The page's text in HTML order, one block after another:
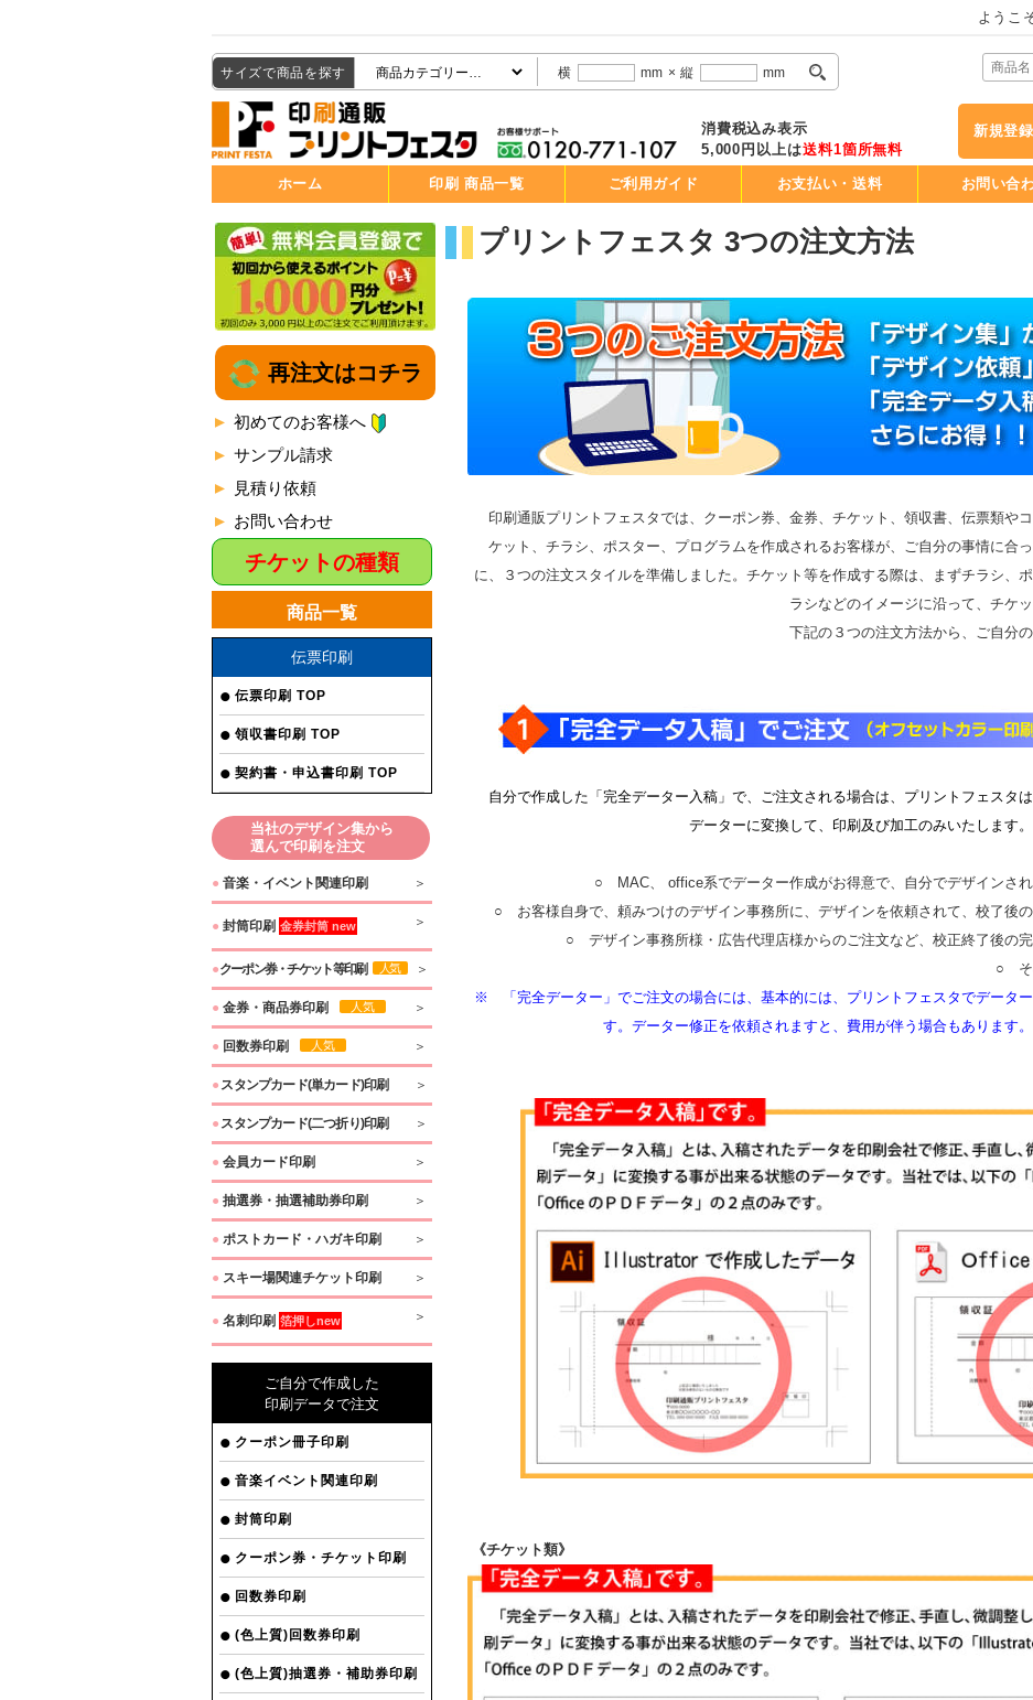
ようこ
サイズで商品を探す 横 mm × 縦 mm
消費税込み表示
5,000円以上は送料1箇所無料
新規登録
ホーム 印刷 商品一覧 ご利用ガイド お支払い・送料 お問い合
再注文はコチラ
初めてのお客様へ
サンプル請求
見積り依頼
お問い合わせ
チケットの種類
商品一覧
伝票印刷
伝票印刷 TOP
領収書印刷 TOP
契約書・申込書印刷 TOP
当社のデザイン集から
選んで印刷を注文
● 音楽・イベント関連印刷
● 封筒印刷 金券封筒 new
●クーポン券・チケット等印刷 人気
● 金券・商品券印刷 人気
● 回数券印刷 人気
● スタンプカード(単カード)印刷
● スタンプカード(二つ折り)印刷
● 会員カード印刷
● 抽選券・抽選補助券印刷
● ポストカード・ハガキ印刷
● スキー場関連チケット印刷
● 名刺印刷 箔押しnew
ご自分で作成した
印刷データで注文
クーポン冊子印刷
音楽イベント関連印刷
封筒印刷
クーポン券・チケット印刷
回数券印刷
(色上質)回数券印刷
(色上質)抽選券・補助券印刷
プリントフェスタ 3つの注文方法
印刷通販プリントフェスタでは、クーポン券、金券、チケット、領収書、伝票類や
ケット、チラシ、ポスター、プログラムを作成されるお客様が、ご自分の事情に合
に、３つの注文スタイルを準備しました。チケット等を作成する際は、まずチラシ、
ラシなどのイメージに沿って、チケ
下記の３つの注文方法から、ご自分
自分で作成した「完全データー入稿」で、ご注文される場合は、プリントフェスタ
データーに変換して、印刷及び加工のみいたします
○ MAC、 office系でデーター作成がお得意で、自分でデザインされ
○ お客様自身で、頼みつけのデザイン事務所に、デザインを依頼されて、校了後の
○ デザイン事務所様・広告代理店様からのご注文など、校正終了後の完
○ そ
※ 「完全データー」でご注文の場合には、基本的には、プリントフェスタでデータ
す。データー修正を依頼されますと、費用が伴う場合もあります
《チケット類》